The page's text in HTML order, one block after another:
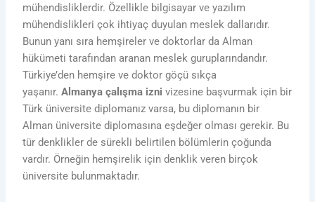
mühendisliklerdir. Özellikle bilgisayar ve yazılım
mühendislikleri çok ihtiyaç duyulan meslek dallarıdır.
Bunun yanı sıra hemşireler ve doktorlar da Alman
hükümeti tarafından aranan meslek guruplarındandır.
Türkiye’den hemşire ve doktor göçü sıkça
yaşanır.Almanya çalışma izni vizesine başvurmak için bir
Türk üniversite diplomanız varsa, bu diplomanın bir
Alman üniversite diplomasına eşdeğer olması gerekir. Bu
tür denklikler de sürekli belirtilen bölümlerin çoğunda
vardır. Örneğin hemşirelik için denklik veren birçok
üniversite bulunmaktadır.